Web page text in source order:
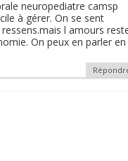
neuropediatre camsp
à gérer. On se sent
l amours
On peux en parler en